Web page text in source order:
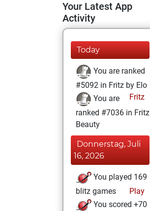
Your Latest App
Activity
Today
You are ranked
#5092 in Fritz by Elo
Fritz
You are
ranked #7036 in Fritz
Beauty
Donnerstag, Juli
16, 2026
You played 169
blitz games
Play
You scored +70